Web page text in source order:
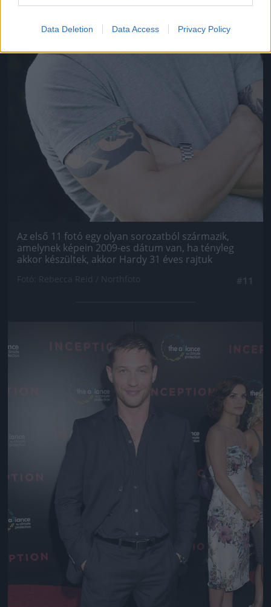
Data Deletion Data Access Privacy Policy
Az első 11 fotó egy olyan sorozatból származik,
amelynek képein 2009-es dátum van, ha tényleg
akkor készültek, akkor Hardy 31 éves rajtuk
Jön még kép!